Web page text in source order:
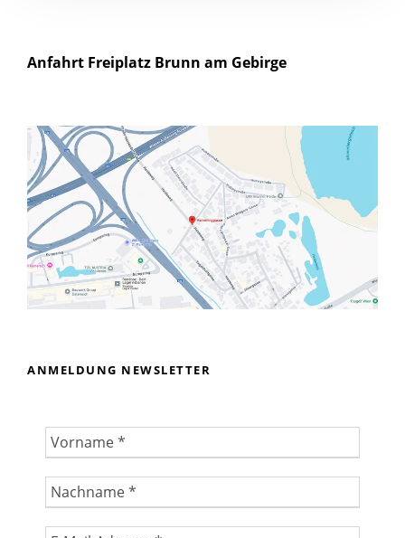
Anfahrt Freiplatz Brunn am Gebirge
ANMELDUNG NEWSLETTER